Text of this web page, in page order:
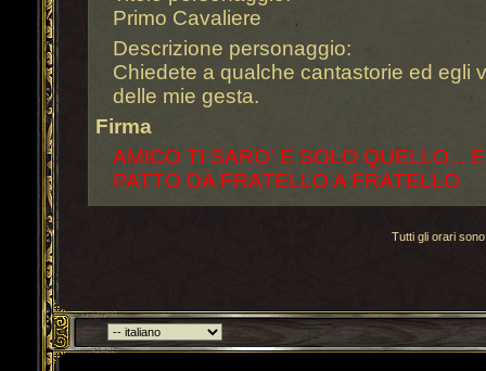
Primo Cavaliere
Descrizione personaggio:
Chiedete a qualche cantastorie ed egli
delle mie gesta.
Firma
AMICO TI SARO' E SOLO QUELLO...
PATTO DA FRATELLO A FRATELLO
Tutti gli orari
Torna indietro